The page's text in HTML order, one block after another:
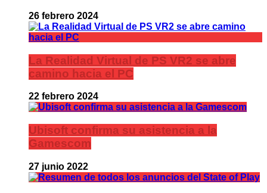
26 febrero 2024
La Realidad Virtual de PS VR2 se abre
camino hacia el PC
22 febrero 2024
Ubisoft confirma su asistencia a la
Gamescom
27 junio 2022